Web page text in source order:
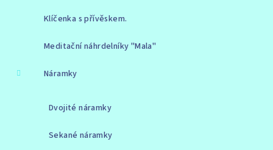
Klíčenka s přívěskem.
Meditační náhrdelníky "Mala"
Náramky
Dvojité náramky
Sekané náramky